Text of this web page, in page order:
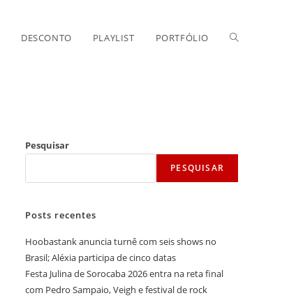
DESCONTO PLAYLIST PORTFÓLIO Alternar
Pesquisar
PESQUISAR
Posts recentes
Hoobastank anuncia turnê com seis shows no
Brasil; Aléxia participa de cinco datas
Festa Julina de Sorocaba 2026 entra na reta final
com Pedro Sampaio, Veigh e festival de rock